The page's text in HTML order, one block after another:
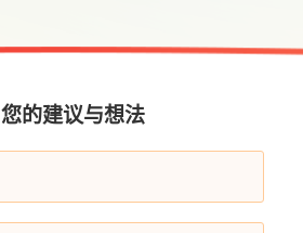
您的建议与想法